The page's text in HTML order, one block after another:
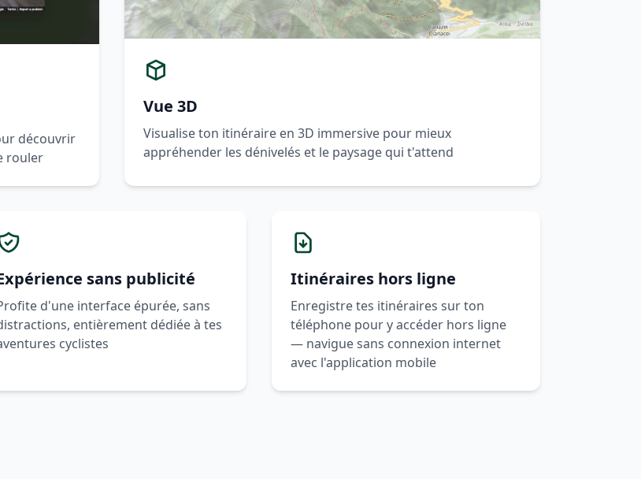
découvrir
rouler
Vue 3D
Visualise ton itinéraire en 3D immersive pour mieux
appréhender les dénivelés et le paysage qui t'attend
sans publicité
d'une interface épurée, sans
entièrement dédiée à tes
cyclistes
Itinéraires hors ligne
Enregistre tes itinéraires sur ton
téléphone pour y accéder hors ligne
— navigue sans connexion internet
avec l'application mobile